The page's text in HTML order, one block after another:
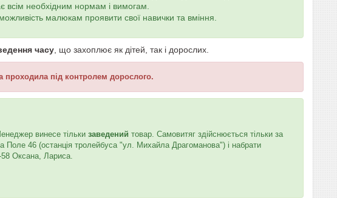
всім необхідним нормам і вимогам.
малюкам проявити свої навички та вміння.
часу , що захоплює як дітей, так і дорослих.
проходила під контролем дорослого.
винесе тільки заведений товар. Самовитяг здійснюється тільки за
Поле 46 (останція тролейбуса "ул. Михайла Драгоманова") і набрати
Оксана, Лариса.